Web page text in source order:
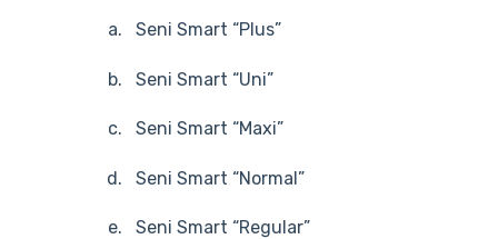
Seni Smart “Plus”
Seni Smart “Uni”
Seni Smart “Maxi”
Seni Smart “Normal”
Seni Smart “Regular”